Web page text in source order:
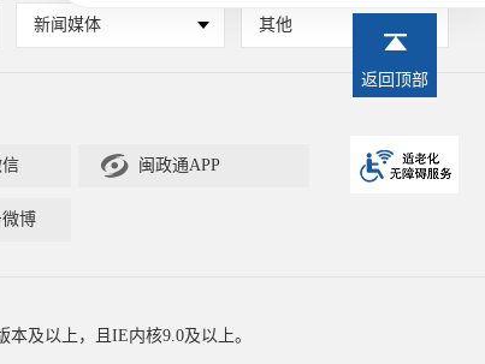
新闻媒体 其他
 闽政通APP
博
及以上，且IE内核9.0及以上。
返回顶部